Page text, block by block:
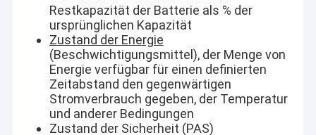
Restkapazität der Batterie als % der
ursprünglichen Kapazität
Zustand der Energie
(Beschwichtigungsmittel), der Menge von
Energie verfügbar für einen definierten
Zeitabstand den gegenwärtigen
Stromverbrauch gegeben, der Temperatur
und anderer Bedingungen
Zustand der Sicherheit (PAS)